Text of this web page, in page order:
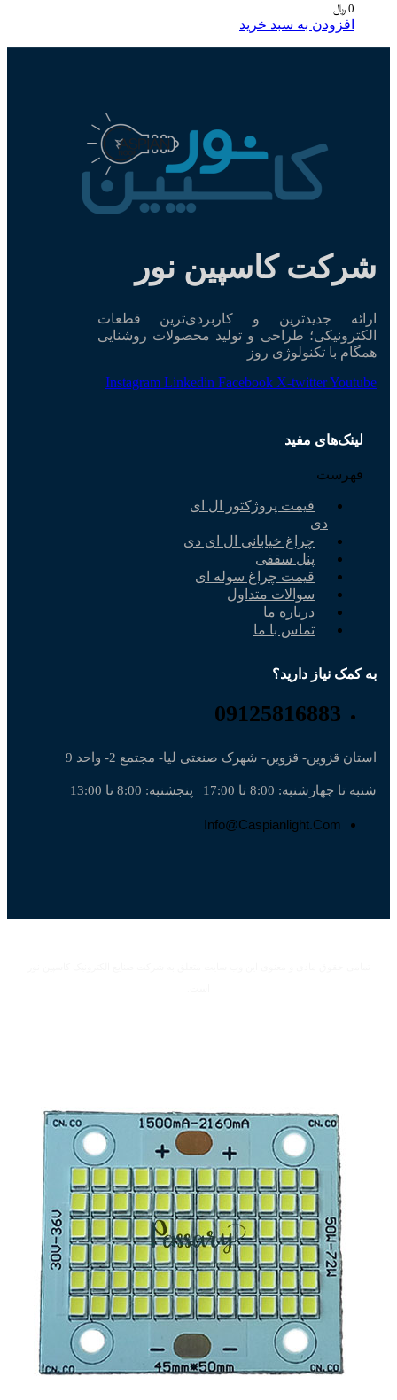
به سبد خرید
کاسپین نور
جدیدترین و کاربردی‌ترین قطعات
طراحی و تولید محصولات روشنایی
با تکنولوژی روز
Instagram Linkedin Facebook X-twitter
مفید
قیمت پروژکتور ال ای
چراغ خیابانی ال ای دی
پنل سقفی
قیمت چراغ سوله ای
سوالات متداول
درباره ما
تماس با ما
نیاز دارید؟
09125816883
قزوین- قزوین- شهرک صنعتی لیا- مجتمع 2- واحد 9
8:00 تا 17:00 | پنجشنبه: 8:00 تا 13:00
Info@caspianlight.com